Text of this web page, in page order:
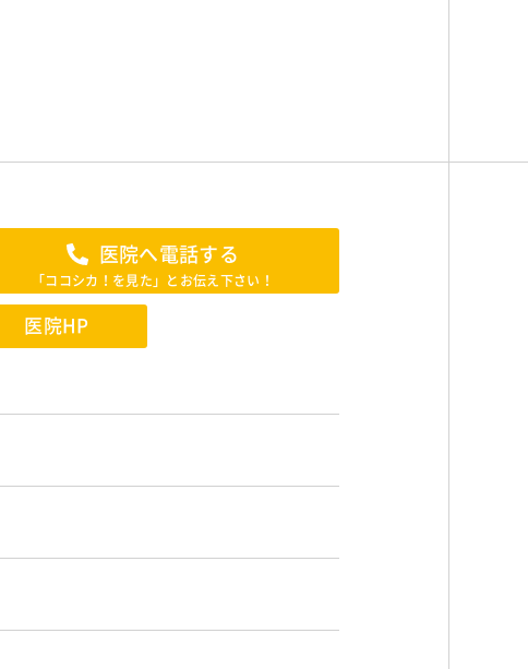
医院へ電話する
「ココシカ！を見た」とお伝え下さい！
医院HP